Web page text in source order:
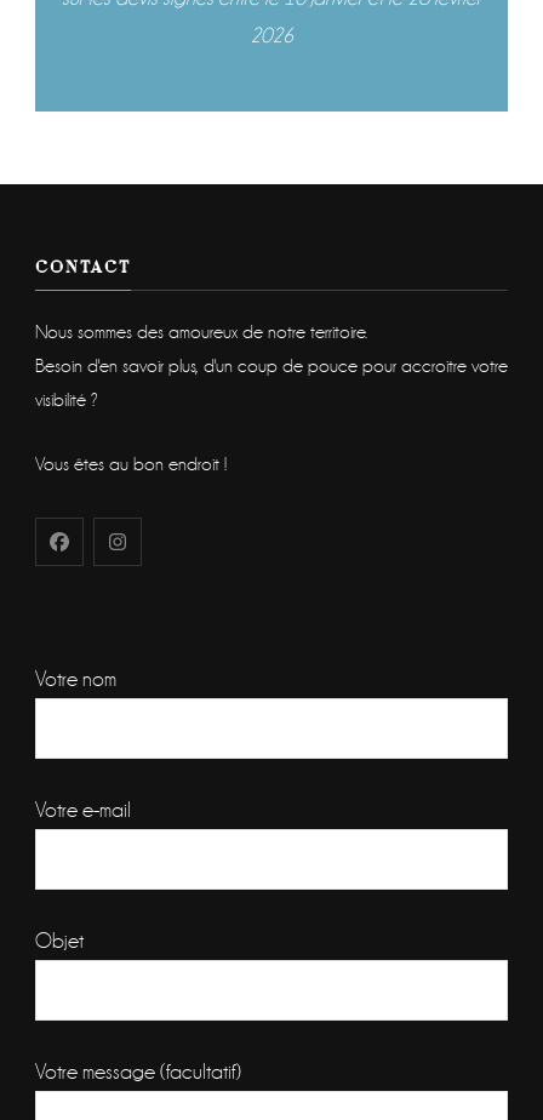
2026
CONTACT
Nous sommes des amoureux de notre territoire.
Besoin d'en savoir plus, d'un coup de pouce pour accroitre votre
visibilité ?
Vous êtes au bon endroit !
Votre nom
Votre e-mail
Objet
Votre message (facultatif)